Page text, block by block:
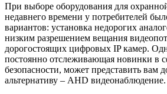
При выборе оборудования для
недавнего времени у потребителей
вариантов: установка недорогих
низким разрешением вещания
дорогостоящих цифровых IP камер.
постоянно отслеживающая новинки в
безопасности, может представить вам
альтернативу – AHD видеонаблюдение.